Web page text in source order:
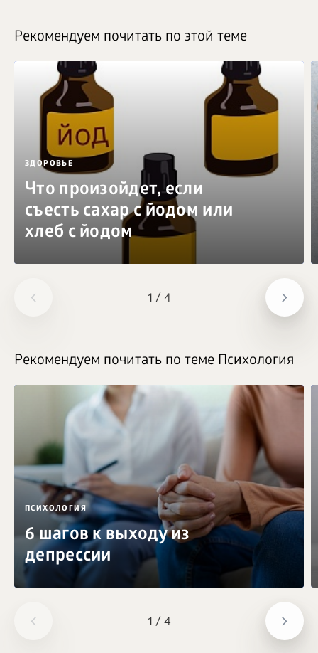
1 / 4
Рекомендуем почитать по этой теме
ЗДОРОВЬЕ
Что произойдет, если
съесть сахар с йодом или
хлеб с йодом
1 / 4
Рекомендуем почитать по теме Психология
ПСИХОЛОГИЯ
6 шагов к выходу из
депрессии